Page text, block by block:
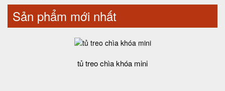
Sản phẩm mới nhất
tủ treo chìa khóa mini